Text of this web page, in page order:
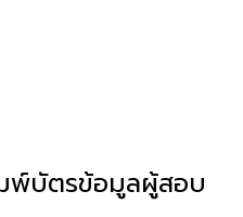
พ์บัตรข้อมูลผู้สอบ